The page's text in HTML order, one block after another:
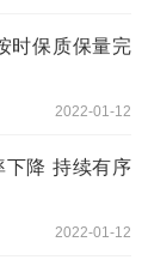
时保质保量完
2022-01-12
下降 持续有序
2022-01-12